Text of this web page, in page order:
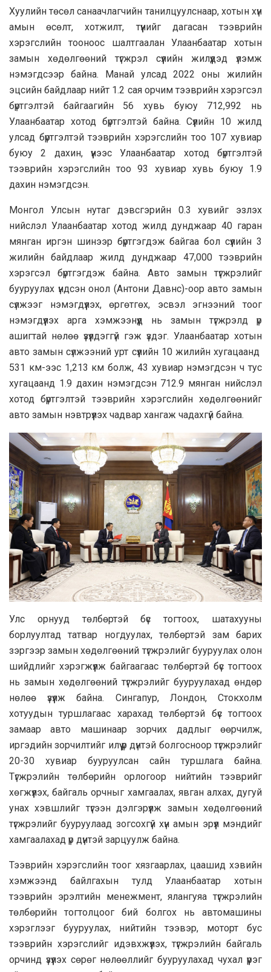
Хуулийн төсөл санаачлагчийн танилцуулснаар, хотын хүн
амын өсөлт, хотжилт, түүнийг дагасан тээврийн
хэрэгслийн тооноос шалтгаалан Улаанбаатар хотын
замын хөдөлгөөний түгжрэл сүүлийн жилүүдэд үлэмж
нэмэгдсээр байна. Манай улсад 2022 оны жилийн
эцсийн байдлаар нийт 1.2 сая орчим тээврийн хэрэгсэл
бүртгэлтэй байгаагийн 56 хувь буюу 712,992 нь
Улаанбаатар хотод бүртгэлтэй байна. Сүүлийн 10 жилд
улсад бүртгэлтэй тээврийн хэрэгслийн тоо 107 хувиар
буюу 2 дахин, үүнээс Улаанбаатар хотод бүртгэлтэй
тээврийн хэрэгслийн тоо 93 хувиар хувь буюу 1.9
дахин нэмэгдсэн.
Монгол Улсын нутаг дэвсгэрийн 0.3 хувийг эзлэх
нийслэл Улаанбаатар хотод жилд дунджаар 40 гаран
мянган иргэн шинээр бүртгэгдэж байгаа бол сүүлийн 3
жилийн байдлаар жилд дунджаар 47,000 тээврийн
хэрэгсэл бүртгэгдэж байна. Авто замын түгжрэлийг
бууруулах үндсэн онол (Антони Давнс)-оор авто замын
сүлжээг нэмэгдүүлэх, өргөтгөх, эсвэл эгнээний тоог
нэмэгдүүлэх арга хэмжээнүүд нь замын түгжрэлд үр
ашигтай нөлөө үзүүлдэггүй гэж үздэг. Улаанбаатар хотын
авто замын сүлжээний урт сүүлийн 10 жилийн хугацаанд
531 км-ээс 1,213 км болж, 43 хувиар нэмэгдсэн ч тус
хугацаанд 1.9 дахин нэмэгдсэн 712.9 мянган нийслэл
хотод бүртгэлтэй тээврийн хэрэгслийн хөдөлгөөнийг
авто замын нэвтрүүлэх чадвар хангаж чадахгүй байна.
Улс орнууд төлбөртэй бүс тогтоох, шатахууны
борлуултад татвар ногдуулах, төлбөртэй зам барих
зэргээр замын хөдөлгөөний түгжрэлийг бууруулах олон
шийдлийг хэрэгжүүлж байгаагаас төлбөртэй бүс тогтоох
нь замын хөдөлгөөний түгжрэлийг бууруулахад өндөр
нөлөө үзүүлж байна. Сингапур, Лондон, Стокхолм
хотуудын туршлагаас харахад төлбөртэй бүс тогтоох
замаар авто машинаар зорчих дадлыг өөрчилж,
иргэдийн зорчилтийг илүү үр дүнтэй болгосноор түгжрэлийг
20-30 хувиар бууруулсан сайн туршлага байна.
Түгжрэлийн төлбөрийн орлогоор нийтийн тээврийг
хөгжүүлэх, байгаль орчныг хамгаалах, явган алхах, дугуй
унах хэвшлийг түгээн дэлгэрүүлж замын хөдөлгөөний
түгжрэлийг бууруулаад зогсохгүй хүн амын эрүүл мэндийг
хамгаалахад үр дүнтэй зарцуулж байна.
Тээврийн хэрэгслийн тоог хязгаарлах, цаашид хэвийн
хэмжээнд байлгахын тулд Улаанбаатар хотын
тээврийн эрэлтийн менежмент, ялангуяа түгжрэлийн
төлбөрийн тогтолцоог бий болгох нь автомашины
хэрэглээг бууруулах, нийтийн тээвэр, моторт бус
тээврийн хэрэгслийг идэвхжүүлэх, түгжрэлийн байгаль
орчинд үзүүлэх сөрөг нөлөөллийг бууруулахад чухал үүрэг